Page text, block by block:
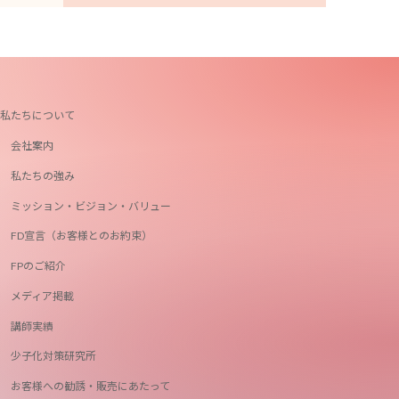
私たちについて
会社案内
私たちの強み
ミッション・ビジョン・バリュー
FD宣言（お客様とのお約束）
FPのご紹介
メディア掲載
講師実績
少子化対策研究所
お客様への勧誘・販売にあたって